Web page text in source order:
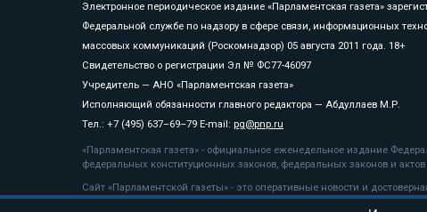
Электронное периодическое издание «Парламентская газета»
Федеральной службе по надзору в сфере связи, информационных
массовых коммуникаций (Роскомнадзор) 05 августа 2011 года. 18+
Свидетельство о регистрации Эл № ФС77-46097
Учредитель — АНО «Парламентская газета»
Исполняющий обязанности главного редактора — Абдуллаев М.Р.
Тел.: +7 (495) 637–69–79 E-mail: pg@pnp.ru
«Парламентская газета» - официальное еженедельное издание
федеральных конституционных законов, федеральных законов и
Сайт «Парламентской газеты» - это оперативные новости и
«Парламентской газеты» активная ссылка на pnp.ru обязательна.